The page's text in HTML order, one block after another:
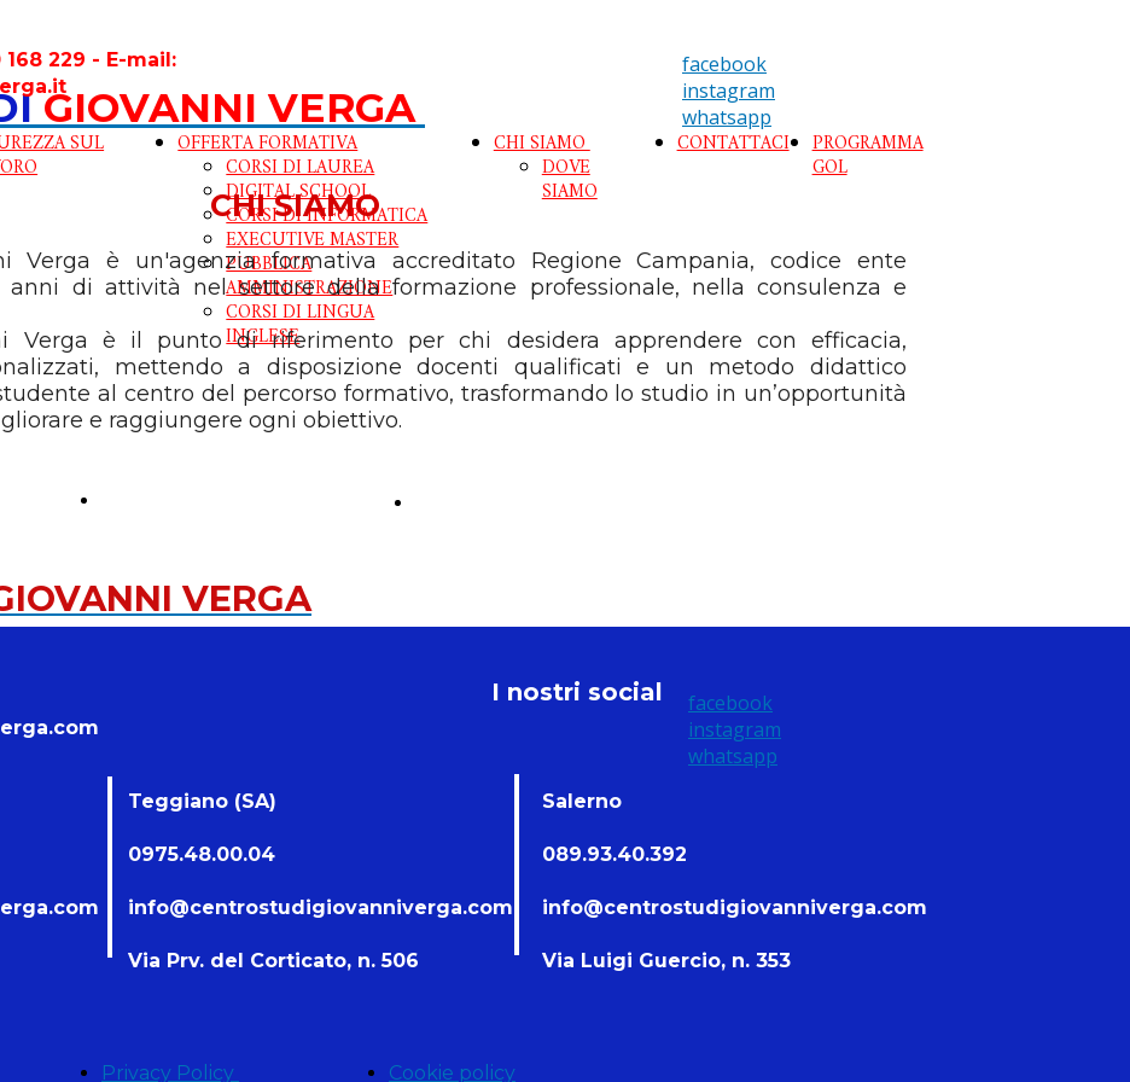
VERGA
facebook
instagram
whatsapp
229 - E-mail:
GIOVANNI VERGA
facebook
instagram
whatsapp
I nostri social
SUL OFFERTA FORMATIVA
CORSI DI LAUREA
DIGITAL SCHOOL
CORSI DI INFORMATICA
EXECUTIVE MASTER
PUBBLICA
AMMINISTRAZIONE
CORSI DI LINGUA
INGLESE
CHI SIAMO
DOVE
SIAMO
CONTATTACI PROGRAMMA
GOL
CHI SIAMO
Teggiano (SA)
0975.48.00.04
info@centrostudigiovanniverga.com
Via Prv. del Corticato, n. 506
Salerno
089.93.40.392
info@centrostudigiovanniverga.com
Via Luigi Guercio, n. 353
Verga è un'agenzia formativa accreditato Regione Campania, codice ente
anni di attività nel settore della formazione professionale, nella consulenza e
Verga è il punto di riferimento per chi desidera apprendere con efficacia,
mettendo a disposizione docenti qualificati e un metodo didattico
al centro del percorso formativo, trasformando lo studio in un’opportunità
e raggiungere ogni obiettivo.
Privacy Policy Cookie policy